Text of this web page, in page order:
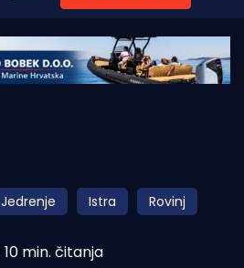
Jedrenje Istra Rovinj
10 min. čitanja